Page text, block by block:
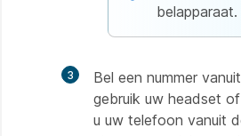
belapparaat.
3 Bel een nummer
gebruik uw headset
u uw telefoon vanuit